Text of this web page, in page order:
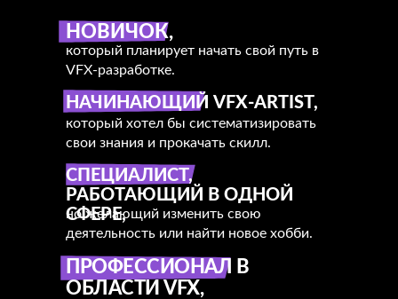
который хотел бы систематизировать
свои знания и прокачать скилл.
НАЧИНАЮЩИЙ VFX-ARTIST,
но желающий изменить свою
деятельность или найти новое хобби.
СПЕЦИАЛИСТ,
РАБОТАЮЩИЙ В ОДНОЙ
СФЕРЕ,
ПРОФЕССИОНАЛ В
ОБЛАСТИ VFX,
который планирует начать свой путь в
VFX-разработке.
НОВИЧОК,